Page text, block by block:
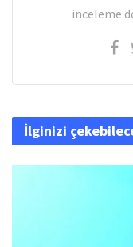
inceleme
İlginizi